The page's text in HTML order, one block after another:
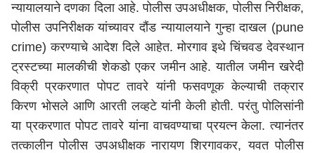
न्यायालयाने दणका दिला आहे. पोलीस उपअधीक्षक, पोलीस निरीक्षक,
पोलीस उपनिरीक्षक यांच्यावर दौंड न्यायालयाने गुन्हा दाखल (pune
crime) करण्याचे आदेश दिले आहेत. मोरगाव इथे चिंचवड देवस्थान
ट्रस्टच्या मालकीची शेकडो एकर जमीन आहे. यातील जमीन खरेदी
विक्री प्रकरणात पोपट तावरे यांनी फसवणूक केल्याची तक्रार
किरण भोसले आणि आरती लव्हटे यांनी केली होती. परंतु पोलिसांनी
या प्रकरणात पोपट तावरे यांना वाचवण्याचा प्रयत्न केला. त्यानंतर
तत्कालीन पोलीस उपअधीक्षक नारायण शिरगावकर, यवत पोलीस